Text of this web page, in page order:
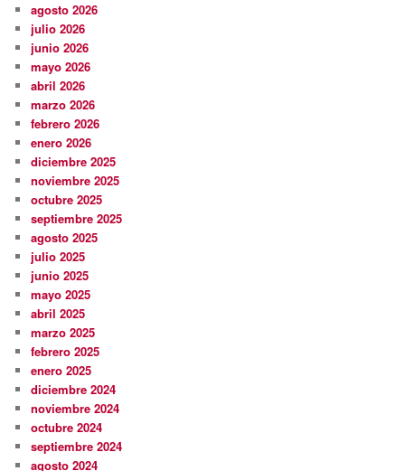
agosto 2026
julio 2026
junio 2026
mayo 2026
abril 2026
marzo 2026
febrero 2026
enero 2026
diciembre 2025
noviembre 2025
octubre 2025
septiembre 2025
agosto 2025
julio 2025
junio 2025
mayo 2025
abril 2025
marzo 2025
febrero 2025
enero 2025
diciembre 2024
noviembre 2024
octubre 2024
septiembre 2024
agosto 2024